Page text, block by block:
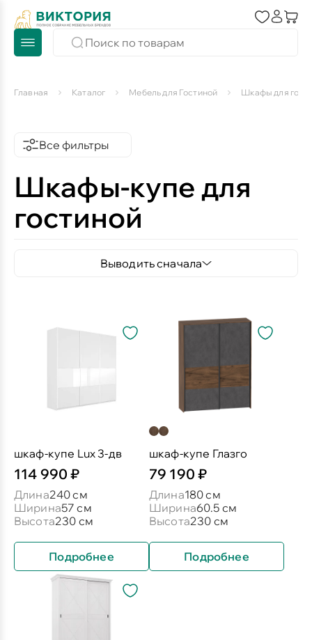
Главная Каталог Мебель для Гостиной Шкафы для
Все фильтры
Шкафы-купе для
гостиной
Выводить сначала
шкаф-купе Lux 3-дв
114 990 ₽
Длина240 см
Ширина57 см
Высота230 см
Подробнее
шкаф-купе Глазго
79 190 ₽
Длина180 см
Ширина60.5 см
Высота230 см
Подробнее